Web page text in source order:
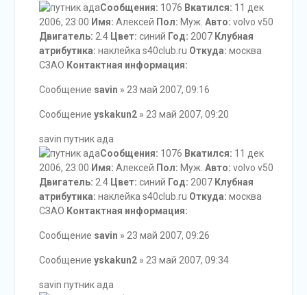
Сообщения: 1076 Вкатился: 11 дек
2006, 23:00 Имя: Алексей Пол: Муж. Авто: volvo v50
Двигатель: 2.4 Цвет: синий Год: 2007 Клубная
атрибутика: наклейка s40club.ru Откуда: москва
СЗАО Контактная информация:
Сообщение savin » 23 май 2007, 09:16
Сообщение yskakun2» 23 май 2007, 09:20
savin путник ада
Сообщения: 1076 Вкатился: 11 дек
2006, 23:00 Имя: Алексей Пол: Муж. Авто: volvo v50
Двигатель: 2.4 Цвет: синий Год: 2007 Клубная
атрибутика: наклейка s40club.ru Откуда: москва
СЗАО Контактная информация:
Сообщение savin » 23 май 2007, 09:26
Сообщение yskakun2» 23 май 2007, 09:34
savin путник ада